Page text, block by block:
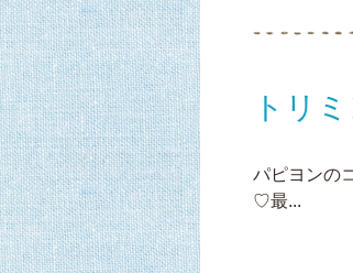
トリ
パピヨンの
♡最...